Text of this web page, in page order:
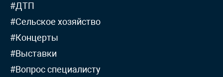
#ДТП
#Сельское хозяйство
#Концерты
#Выставки
#Вопрос специалисту